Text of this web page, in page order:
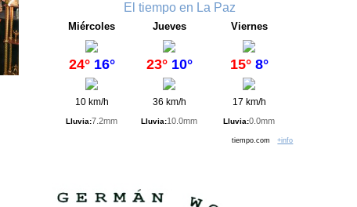
El tiempo en La Paz
Miércoles
24° 16°
10 km/h
Lluvia:7.2mm
Jueves
23° 10°
36 km/h
Lluvia:10.0mm
Viernes
15° 8°
17 km/h
Lluvia:0.0mm
tiempo.com+info